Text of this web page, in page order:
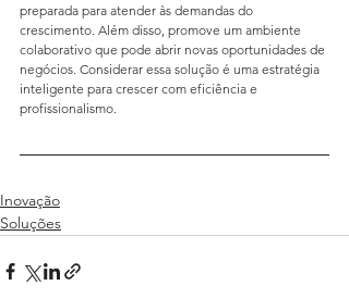
preparada para atender às demandas do
crescimento. Além disso, promove um ambiente
colaborativo que pode abrir novas oportunidades de
negócios. Considerar essa solução é uma estratégia
inteligente para crescer com eficiência e
profissionalismo.
Inovação
Soluções